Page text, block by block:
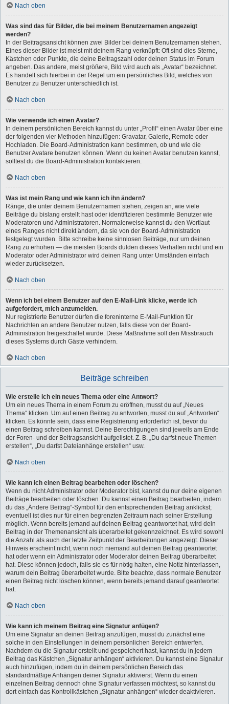
Nach oben
Was sind das für Bilder, die bei meinem Benutzernamen angezeigt
werden?
In der Beitragsansicht können zwei Bilder bei deinem Benutzernamen stehen.
Eines dieser Bilder ist meist mit deinem Rang verknüpft: Oft sind dies Sterne,
Kästchen oder Punkte, die deine Beitragszahl oder deinen Status im Forum
angeben. Das andere, meist größere, Bild wird auch als „Avatar“ bezeichnet.
Es handelt sich hierbei in der Regel um ein persönliches Bild, welches von
Benutzer zu Benutzer unterschiedlich ist.
Nach oben
Wie verwende ich einen Avatar?
In deinem persönlichen Bereich kannst du unter „Profil“ einen Avatar über eine
der folgenden vier Methoden hinzufügen: Gravatar, Galerie, Remote oder
Hochladen. Die Board-Administration kann bestimmen, ob und wie die
Benutzer Avatare benutzen können. Wenn du keinen Avatar benutzen kannst,
solltest du die Board-Administration kontaktieren.
Nach oben
Was ist mein Rang und wie kann ich ihn ändern?
Ränge, die unter deinem Benutzernamen stehen, zeigen an, wie viele
Beiträge du bislang erstellt hast oder identifizieren bestimmte Benutzer wie
Moderatoren und Administratoren. Normalerweise kannst du den Wortlaut
eines Ranges nicht direkt ändern, da sie von der Board-Administration
festgelegt wurden. Bitte schreibe keine sinnlosen Beiträge, nur um deinen
Rang zu erhöhen — die meisten Boards dulden dieses Verhalten nicht und ein
Moderator oder Administrator wird deinen Rang unter Umständen einfach
wieder zurücksetzen.
Nach oben
Wenn ich bei einem Benutzer auf den E-Mail-Link klicke, werde ich
aufgefordert, mich anzumelden.
Nur registrierte Benutzer dürfen die foreninterne E-Mail-Funktion für
Nachrichten an andere Benutzer nutzen, falls diese von der Board-
Administration freigeschaltet wurde. Diese Maßnahme soll den Missbrauch
dieses Systems durch Gäste verhindern.
Nach oben
Beiträge schreiben
Wie erstelle ich ein neues Thema oder eine Antwort?
Um ein neues Thema in einem Forum zu eröffnen, musst du auf „Neues
Thema“ klicken. Um auf einen Beitrag zu antworten, musst du auf „Antworten“
klicken. Es könnte sein, dass eine Registrierung erforderlich ist, bevor du
einen Beitrag schreiben kannst. Deine Berechtigungen sind jeweils am Ende
der Foren- und der Beitragsansicht aufgelistet. Z. B. „Du darfst neue Themen
erstellen“, „Du darfst Dateianhänge erstellen“ usw.
Nach oben
Wie kann ich einen Beitrag bearbeiten oder löschen?
Wenn du nicht Administrator oder Moderator bist, kannst du nur deine eigenen
Beiträge bearbeiten oder löschen. Du kannst einen Beitrag bearbeiten, indem
du das „Ändere Beitrag“-Symbol für den entsprechenden Beitrag anklickst;
eventuell ist dies nur für einen begrenzten Zeitraum nach seiner Erstellung
möglich. Wenn bereits jemand auf deinen Beitrag geantwortet hat, wird dein
Beitrag in der Themenansicht als überarbeitet gekennzeichnet. Es wird sowohl
die Anzahl als auch der letzte Zeitpunkt der Bearbeitungen angezeigt. Dieser
Hinweis erscheint nicht, wenn noch niemand auf deinen Beitrag geantwortet
hat oder wenn ein Administrator oder Moderator deinen Beitrag überarbeitet
hat. Diese können jedoch, falls sie es für nötig halten, eine Notiz hinterlassen,
warum dein Beitrag überarbeitet wurde. Bitte beachte, dass normale Benutzer
einen Beitrag nicht löschen können, wenn bereits jemand darauf geantwortet
hat.
Nach oben
Wie kann ich meinem Beitrag eine Signatur anfügen?
Um eine Signatur an deinen Beitrag anzufügen, musst du zunächst eine
solche in den Einstellungen in deinem persönlichen Bereich entwerfen.
Nachdem du die Signatur erstellt und gespeichert hast, kannst du in jedem
Beitrag das Kästchen „Signatur anhängen“ aktivieren. Du kannst eine Signatur
auch hinzufügen, indem du in deinem persönlichen Bereich das
standardmäßige Anhängen deiner Signatur aktivierst. Wenn du einen
einzelnen Beitrag dennoch ohne Signatur verfassen möchtest, so kannst du
dort einfach das Kontrollkästchen „Signatur anhängen“ wieder deaktivieren.